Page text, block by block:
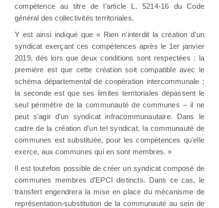
compétence au titre de l’article L. 5214-16 du Code
général des collectivités territoriales.
Y est ainsi indiqué que « Rien n'interdit la création d'un
syndicat exerçant ces compétences après le 1er janvier
2019, dès lors que deux conditions sont respectées : la
première est que cette création soit compatible avec le
schéma départemental de coopération intercommunale ;
la seconde est que ses limites territoriales dépassent le
seul périmètre de la communauté de communes – il ne
peut s'agir d'un syndicat infracommunautaire. Dans le
cadre de la création d'un tel syndicat, la communauté de
communes est substituée, pour les compétences qu'elle
exerce, aux communes qui en sont membres. »
Il est toutefois possible de créer un syndicat composé de
communes membres d’EPCI distincts. Dans ce cas, le
transfert engendrera la mise en place du mécanisme de
représentation-substitution de la communauté au sein de